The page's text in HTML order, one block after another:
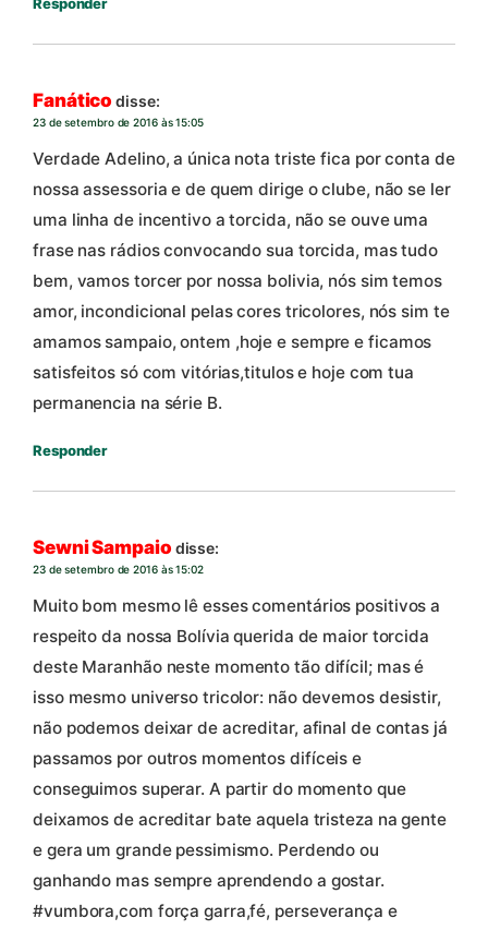
Responder
Fanático disse:
23 de setembro de 2016 às 15:05
Verdade Adelino, a única nota triste fica por conta de
nossa assessoria e de quem dirige o clube, não se ler
uma linha de incentivo a torcida, não se ouve uma
frase nas rádios convocando sua torcida, mas tudo
bem, vamos torcer por nossa bolivia, nós sim temos
amor, incondicional pelas cores tricolores, nós sim te
amamos sampaio, ontem ,hoje e sempre e ficamos
satisfeitos só com vitórias,titulos e hoje com tua
permanencia na série B.
Responder
Sewni Sampaio disse:
23 de setembro de 2016 às 15:02
Muito bom mesmo lê esses comentários positivos a
respeito da nossa Bolívia querida de maior torcida
deste Maranhão neste momento tão difícil; mas é
isso mesmo universo tricolor: não devemos desistir,
não podemos deixar de acreditar, afinal de contas já
passamos por outros momentos difíceis e
conseguimos superar. A partir do momento que
deixamos de acreditar bate aquela tristeza na gente
e gera um grande pessimismo. Perdendo ou
ganhando mas sempre aprendendo a gostar.
#vumbora,com força garra,fé, perseverança e